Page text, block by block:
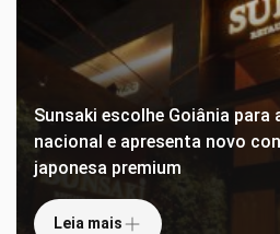
Sunsaki escolhe Goiânia para
nacional e apresenta novo
japonesa premium
Leia mais